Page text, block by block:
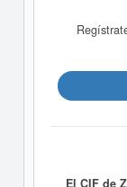
El CIF de